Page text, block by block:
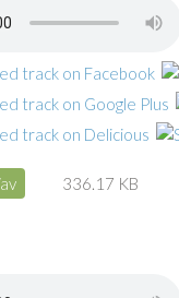
336.17 KB